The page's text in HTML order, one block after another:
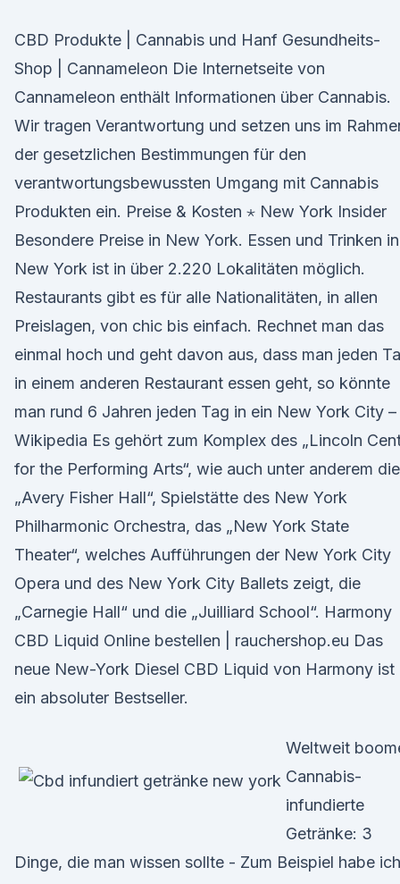
CBD Produkte | Cannabis und Hanf Gesundheits-
Shop | Cannameleon Die Internetseite von
Cannameleon enthält Informationen über Cannabis.
Wir tragen Verantwortung und setzen uns im
der gesetzlichen Bestimmungen für den
verantwortungsbewussten Umgang mit Cannabis
Produkten ein. Preise & Kosten ⋆ New York Insider
Besondere Preise in New York. Essen und Trinken in
New York ist in über 2.220 Lokalitäten möglich.
Restaurants gibt es für alle Nationalitäten, in allen
Preislagen, von chic bis einfach. Rechnet man das
einmal hoch und geht davon aus, dass man jeden
in einem anderen Restaurant essen geht, so könnte
man rund 6 Jahren jeden Tag in ein New York City –
Wikipedia Es gehört zum Komplex des „Lincoln
for the Performing Arts“, wie auch unter anderem die
„Avery Fisher Hall“, Spielstätte des New York
Philharmonic Orchestra, das „New York State
Theater“, welches Aufführungen der New York City
Opera und des New York City Ballets zeigt, die
„Carnegie Hall“ und die „Juilliard School“. Harmony
CBD Liquid Online bestellen | rauchershop.eu Das
neue New-York Diesel CBD Liquid von Harmony ist
ein absoluter Bestseller.
Weltweit
Cannabis-
infundierte
Getränke: 3
Dinge, die man wissen sollte - Zum Beispiel habe ich